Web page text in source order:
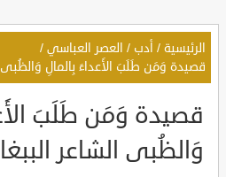
الرئيسية / أدب / العصر العباسي /
قصيدة وَمَن طَلَبَ الأَعداءَ بِالمالِ وَالظُبى
قصيدة وَمَن طَلَبَ
وَالظُبى الشاعر